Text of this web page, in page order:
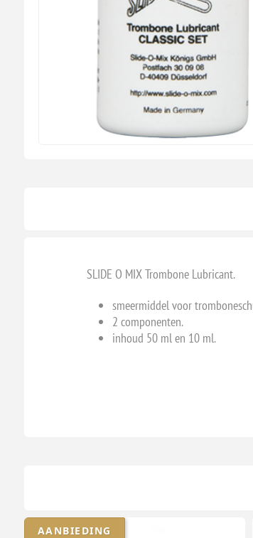
SLIDE O MIX Trombone Lubricant.
smeermiddel voor
2 componenten.
inhoud 50 ml en 10 ml.
AANBIEDING